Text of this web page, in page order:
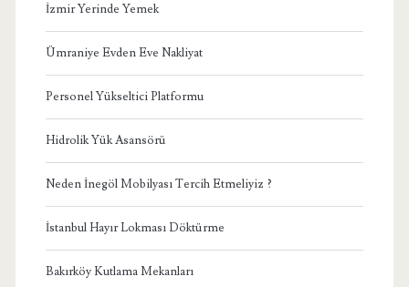
İzmir Yerinde Yemek
Ümraniye Evden Eve Nakliyat
Personel Yükseltici Platformu
Hidrolik Yük Asansörü
Neden İnegöl Mobilyası Tercih Etmeliyiz ?
İstanbul Hayır Lokması Döktürme
Bakırköy Kutlama Mekanları